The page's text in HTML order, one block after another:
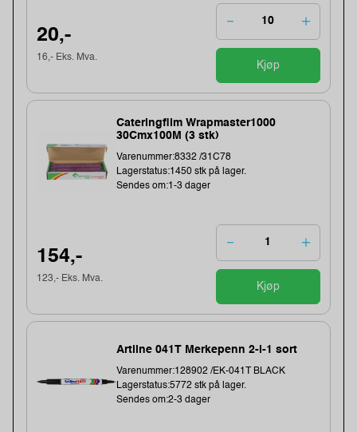
20,-
16,- Eks. Mva.
Kjøp
Cateringfilm Wrapmaster1000
30Cmx100M (3 stk)
Varenummer:8332 /31C78
Lagerstatus:1450 stk på lager.
Sendes om:1-3 dager
154,-
123,- Eks. Mva.
Kjøp
Artline 041T Merkepenn 2-i-1 sort
Varenummer:128902 /EK-041T BLACK
Lagerstatus:5772 stk på lager.
Sendes om:2-3 dager